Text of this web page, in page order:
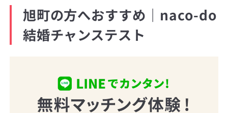
旭町の方へおすすめ｜naco-do
結婚チャンステスト